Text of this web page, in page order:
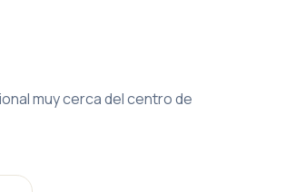
muy cerca del centro de